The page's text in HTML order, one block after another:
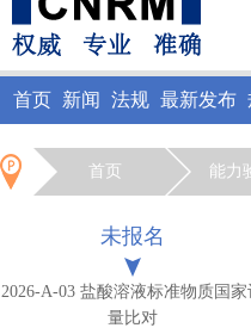
首页 新闻 法规 最新发布
首页 能力
未报名
2026-A-03 盐酸溶液标准物质国家
量比对